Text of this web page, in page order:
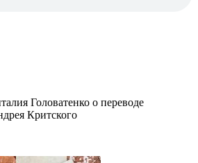
Головатенко о переводе
Критского